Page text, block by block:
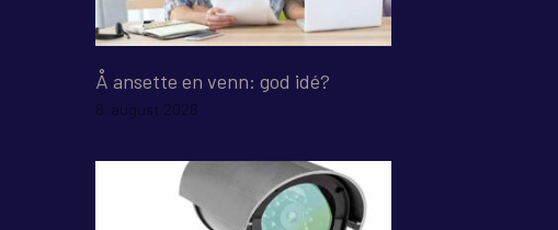
Å ansette en venn: god idé?
8. august 2026